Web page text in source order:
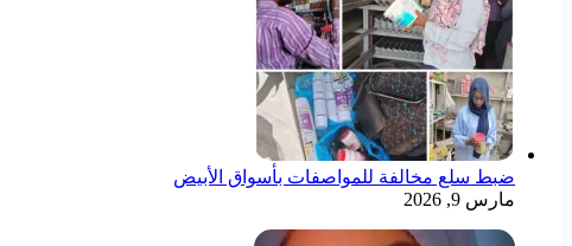
ضبط سلع مخالفة للمواصفات بأسواق الأبيض
مارس 9, 2026